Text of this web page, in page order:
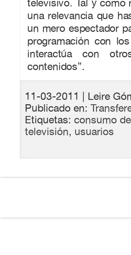
televisivo. Tal y como
una relevancia que
un mero espectador
programación con
interactúa con
contenidos”.
11-03-2011 | Leire
Publicado en:
Etiquetas: consumo
televisión, usuarios